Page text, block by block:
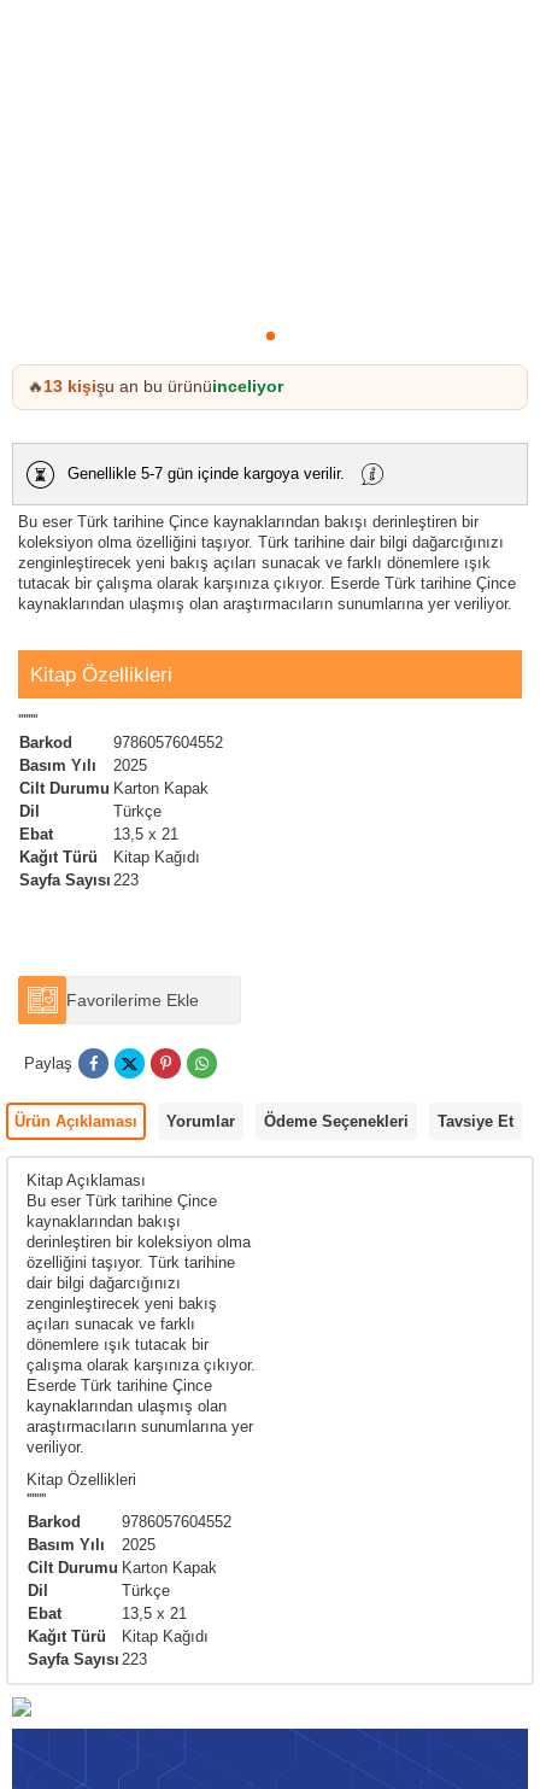
🔥13 kişişu an bu ürünüinceliyor
Genellikle 5-7 gün içinde kargoya verilir.
Bu eser Türk tarihine Çince kaynaklarından bakışı derinleştiren bir
koleksiyon olma özelliğini taşıyor. Türk tarihine dair bilgi dağarcığınızı
zenginleştirecek yeni bakış açıları sunacak ve farklı dönemlere ışık
tutacak bir çalışma olarak karşınıza çıkıyor. Eserde Türk tarihine Çince
kaynaklarından ulaşmış olan araştırmacıların sunumlarına yer veriliyor.
Kitap Özellikleri
''''''''
Barkod
9786057604552
Basım Yılı
2025
Cilt Durumu Karton Kapak
Dil
Türkçe
Ebat
13,5 x 21
Kağıt Türü
Kitap Kağıdı
Sayfa Sayısı 223
Favorilerime Ekle
Paylaş
Ürün Açıklaması Yorumlar Ödeme Seçenekleri Tavsiye Et
Kitap Açıklaması
Bu eser Türk tarihine Çince
kaynaklarından bakışı
derinleştiren bir koleksiyon olma
özelliğini taşıyor. Türk tarihine
dair bilgi dağarcığınızı
zenginleştirecek yeni bakış
açıları sunacak ve farklı
dönemlere ışık tutacak bir
çalışma olarak karşınıza çıkıyor.
Eserde Türk tarihine Çince
kaynaklarından ulaşmış olan
araştırmacıların sunumlarına yer
veriliyor.
Kitap Özellikleri
''''''''
Barkod
9786057604552
Basım Yılı
2025
Cilt Durumu Karton Kapak
Dil
Türkçe
Ebat
13,5 x 21
Kağıt Türü
Kitap Kağıdı
Sayfa Sayısı 223